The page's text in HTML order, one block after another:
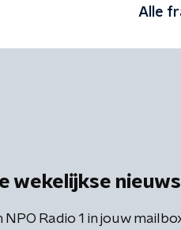
Alle
wekelijkse
Radio 1 in jouw